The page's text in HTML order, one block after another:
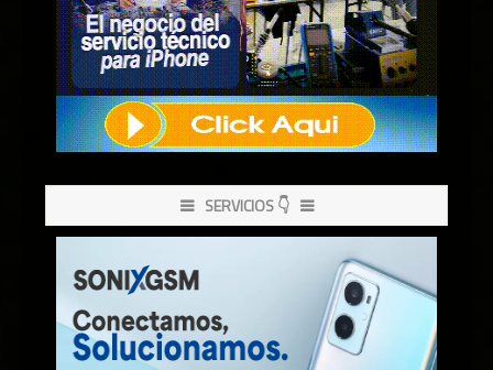
SERVICIOS 👇